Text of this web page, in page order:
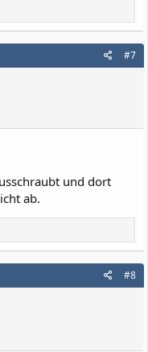
#7
und dort
ab.
#8